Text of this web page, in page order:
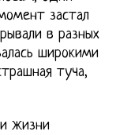
застал
в разных
широкими
туча,
жизни